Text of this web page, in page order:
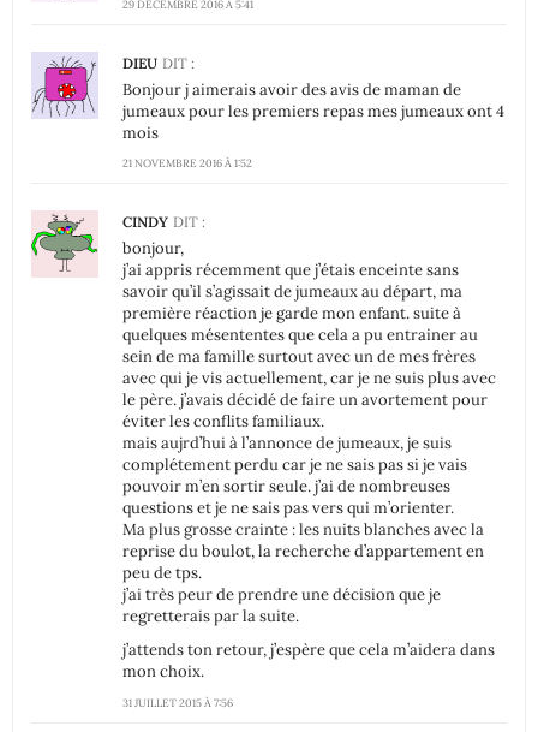
29 DÉCEMBRE 2016 À 5:41
DIEU DIT :
21 NOVEMBRE 2016 À 1:52
Bonjour j aimerais avoir des avis de maman de
jumeaux pour les premiers repas mes jumeaux ont 4
mois
CINDY DIT :
31 JUILLET 2015 À 7:56
bonjour,
j’ai appris récemment que j’étais enceinte sans
savoir qu’il s’agissait de jumeaux au départ, ma
première réaction je garde mon enfant. suite à
quelques mésententes que cela a pu entrainer au
sein de ma famille surtout avec un de mes frères
avec qui je vis actuellement, car je ne suis plus avec
le père. j’avais décidé de faire un avortement pour
éviter les conflits familiaux.
mais aujrd’hui à l’annonce de jumeaux, je suis
complétement perdu car je ne sais pas si je vais
pouvoir m’en sortir seule. j’ai de nombreuses
questions et je ne sais pas vers qui m’orienter.
Ma plus grosse crainte : les nuits blanches avec la
reprise du boulot, la recherche d’appartement en
peu de tps.
j’ai très peur de prendre une décision que je
regretterais par la suite.
j’attends ton retour, j’espère que cela m’aidera dans
mon choix.